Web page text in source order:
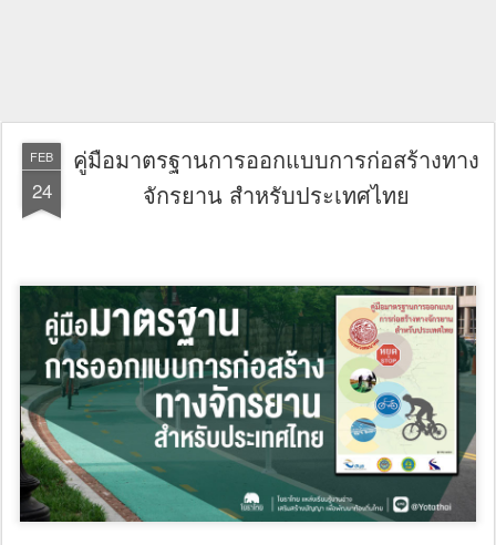
FEB
24
คู่มือมาตรฐานการออกแบบการก่อสร้างทาง
จักรยาน สำหรับประเทศไทย